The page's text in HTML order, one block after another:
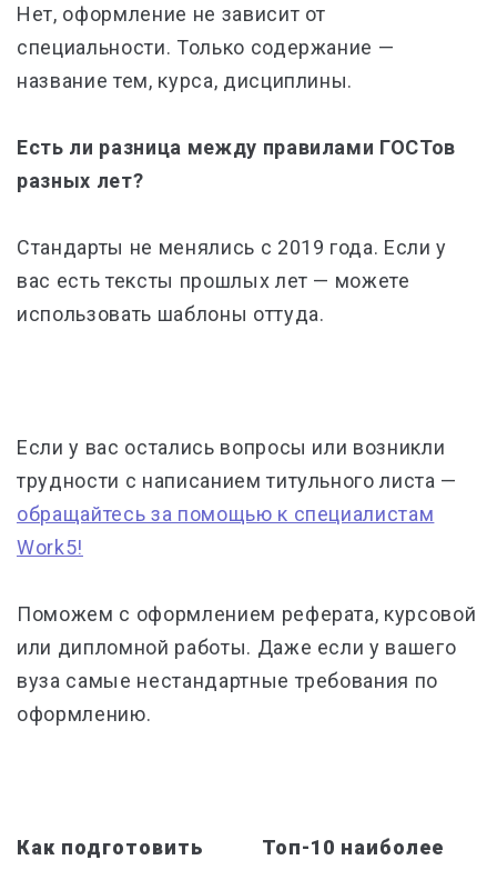
Нет, оформление не зависит от
специальности. Только содержание —
название тем, курса, дисциплины.
Есть ли разница между правилами ГОСТов
разных лет?
Стандарты не менялись с 2019 года. Если у
вас есть тексты прошлых лет — можете
использовать шаблоны оттуда.
Если у вас остались вопросы или возникли
трудности с написанием титульного листа —
обращайтесь за помощью к специалистам
Work5!
Поможем с оформлением реферата, курсовой
или дипломной работы. Даже если у вашего
вуза самые нестандартные требования по
оформлению.
Как подготовить
Топ-10 наиболее